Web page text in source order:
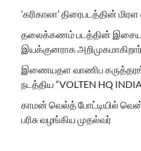
‘கரிகாலா’ திரைபடத்தின்
தலைக்கணம் படத்தின்
இயக்குனராக
இணையதள வாணிப
நடத்திய “VOLTEN HQ
காமன் வெல்த் போட்டியில்
பரிசு வழங்கிய முதல்வர்